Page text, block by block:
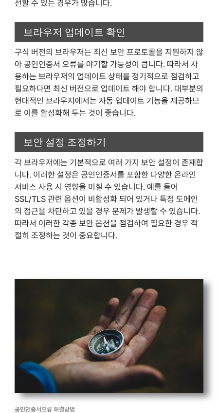
선할 수 있는 경우가 많습니다.
브라우저 업데이트 확인
구식 버전의 브라우저는 최신 보안 프로토콜을 지원하지 않
아 공인인증서 오류를 야기할 가능성이 큽니다. 따라서 사
용하는 브라우저의 업데이트 상태를 정기적으로 점검하고
필요하다면 최신 버전으로 업데이트 해야 합니다. 대부분의
현대적인 브라우저에서는 자동 업데이트 기능을 제공하므
로 이를 활성화해 두는 것이 좋습니다.
보안 설정 조정하기
각 브라우저에는 기본적으로 여러 가지 보안 설정이 존재합
니다. 이러한 설정은 공인인증서를 포함한 다양한 온라인
서비스 사용 시 영향을 미칠 수 있습니다. 예를 들어
SSL/TLS 관련 옵션이 비활성화 되어 있거나 특정 도메인
의 접근을 차단하고 있을 경우 문제가 발생할 수 있습니다.
따라서 이러한 각종 보안 옵션을 점검하여 필요한 경우 적
절히 조정하는 것이 중요합니다.
공인인증서오류 해결방법